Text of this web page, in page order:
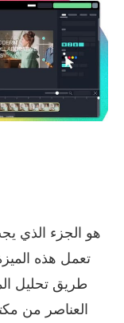
طريق تحليل
العناصر من